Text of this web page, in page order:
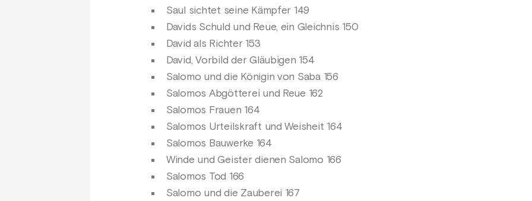
Saul sichtet seine Kämpfer 149
Davids Schuld und Reue, ein Gleichnis 150
David als Richter 153
David, Vorbild der Gläubigen 154
Salomo und die Königin von Saba 156
Salomos Abgötterei und Reue 162
Salomos Frauen 164
Salomos Urteilskraft und Weisheit 164
Salomos Bauwerke 164
Winde und Geister dienen Salomo 166
Salomos Tod 166
Salomo und die Zauberei 167